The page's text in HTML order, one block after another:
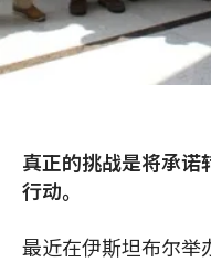
真正的挑战是将承诺
行动。
最近在伊斯坦布尔举